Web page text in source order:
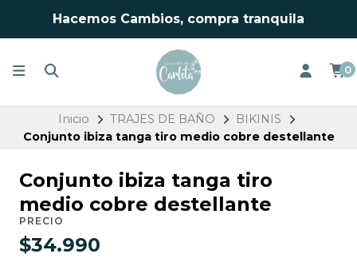
Hacemos Cambios, compra tranquila
0
Inicio TRAJES DE BAÑO
BIKINIS
Conjunto ibiza tanga tiro medio cobre destellante
Conjunto ibiza tanga tiro
medio cobre destellante
PRECIO
$34.990